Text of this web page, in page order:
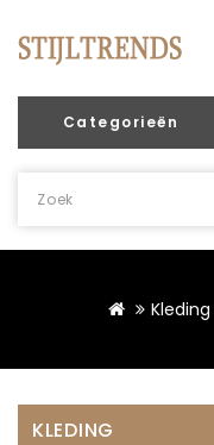
Categorieën
Kleding
KLEDING